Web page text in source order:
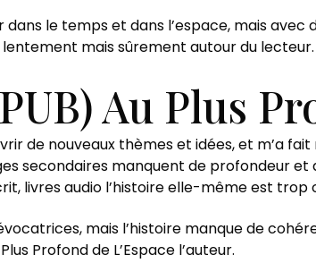
le temps et dans l’espace, mais
mais sûrement autour du
Au Plus
de nouveaux thèmes et idées, et m’a
secondaires manquent de profondeur et
livres audio l’histoire elle-même est trop
mais l’histoire manque de
Profond de L’Espace l’auteur.